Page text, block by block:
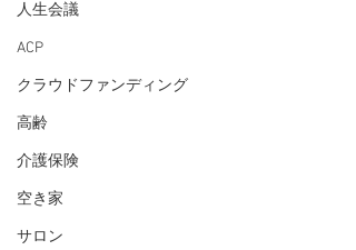
人生会議
ACP
クラウドファンディング
高齢
介護保険
空き家
サロン